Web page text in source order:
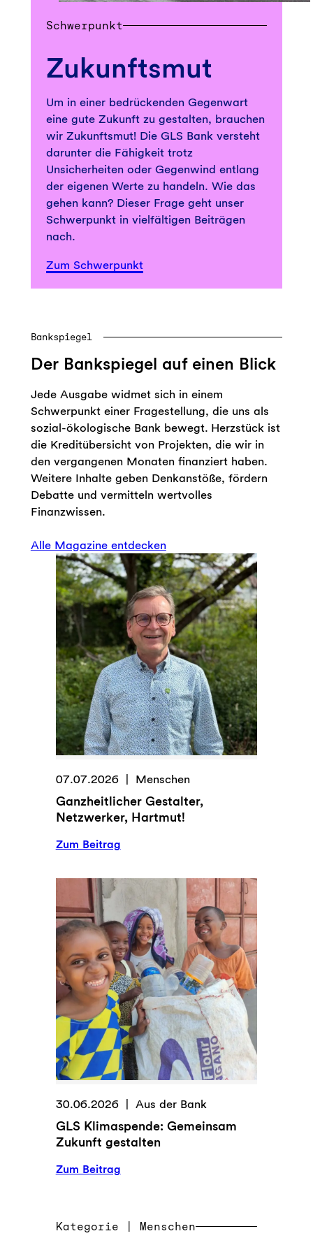
Schwerpunkt
Zukunftsmut
Um in einer bedrückenden Gegenwart
eine gute Zukunft zu gestalten, brauchen
wir Zukunftsmut! Die GLS Bank versteht
darunter die Fähigkeit trotz
Unsicherheiten oder Gegenwind entlang
der eigenen Werte zu handeln. Wie das
gehen kann? Dieser Frage geht unser
Schwerpunkt in vielfältigen Beiträgen
nach.
Zum Schwerpunkt
Bankspiegel
Der Bankspiegel auf einen Blick
Jede Ausgabe widmet sich in einem
Schwerpunkt einer Fragestellung, die uns als
sozial-ökologische Bank bewegt. Herzstück ist
die Kreditübersicht von Projekten, die wir in
den vergangenen Monaten finanziert haben.
Weitere Inhalte geben Denkanstöße, fördern
Debatte und vermitteln wertvolles
Finanzwissen.
Alle Magazine entdecken
07.07.2026 Menschen
Ganzheitlicher Gestalter,
Netzwerker, Hartmut!
Zum Beitrag:
a
h
e
i
t
l
i
c
h
e
r
s
t
l
30.06.2026 Aus der Bank
GLS Klimaspende: Gemeinsam
Zukunft gestalten
Zum Beitrag:
Kategorie | Menschen